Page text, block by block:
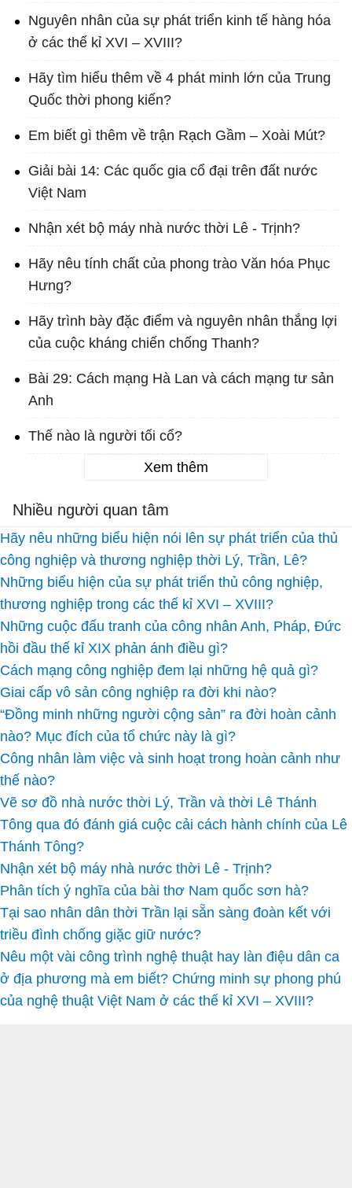
Nguyên nhân của sự phát triển kinh tế hàng hóa
ở các thế kỉ XVI – XVIII?
Hãy tìm hiểu thêm về 4 phát minh lớn của Trung
Quốc thời phong kiến?
Em biết gì thêm về trận Rạch Gầm – Xoài Mút?
Giải bài 14: Các quốc gia cổ đại trên đất nước
Việt Nam
Nhận xét bộ máy nhà nước thời Lê - Trịnh?
Hãy nêu tính chất của phong trào Văn hóa Phục
Hưng?
Hãy trình bày đặc điểm và nguyên nhân thắng lợi
của cuộc kháng chiến chống Thanh?
Bài 29: Cách mạng Hà Lan và cách mạng tư sản
Anh
Thế nào là người tối cổ?
Xem thêm
Nhiều người quan tâm
Hãy nêu những biểu hiện nói lên sự phát triển của thủ
công nghiệp và thương nghiệp thời Lý, Trần, Lê?
Những biểu hiện của sự phát triển thủ công nghiệp,
thương nghiệp trong các thế kỉ XVI – XVIII?
Những cuộc đấu tranh của công nhân Anh, Pháp, Đức
hồi đầu thế kỉ XIX phản ánh điều gì?
Cách mạng công nghiệp đem lại những hệ quả gì?
Giai cấp vô sản công nghiệp ra đời khi nào?
“Đồng minh những người cộng sản” ra đời hoàn cảnh
nào? Mục đích của tổ chức này là gì?
Công nhân làm việc và sinh hoạt trong hoàn cảnh như
thế nào?
Vẽ sơ đồ nhà nước thời Lý, Trần và thời Lê Thánh
Tông qua đó đánh giá cuộc cải cách hành chính của Lê
Thánh Tông?
Nhận xét bộ máy nhà nước thời Lê - Trịnh?
Phân tích ý nghĩa của bài thơ Nam quốc sơn hà?
Tại sao nhân dân thời Trần lại sẵn sàng đoàn kết với
triều đình chống giặc giữ nước?
Nêu một vài công trình nghệ thuật hay làn điệu dân ca
ở địa phương mà em biết? Chứng minh sự phong phú
của nghệ thuật Việt Nam ở các thế kỉ XVI – XVIII?